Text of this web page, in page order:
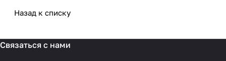
Назад к списку
Связаться с нами